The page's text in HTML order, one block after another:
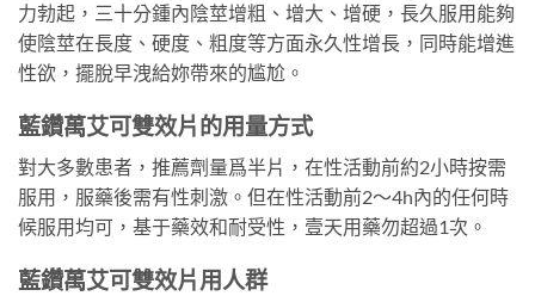
力勃起，三十分鍾內陰莖增粗、增大、增硬，長久服用能夠
使陰莖在長度、硬度、粗度等方面永久性增長，同時能增進
性欲，擺脫早洩給妳帶來的尴尬。
藍鑽萬艾可雙效片的用量方式
對大多數患者，推薦劑量爲半片，在性活動前約2小時按需
服用，服藥後需有性刺激。但在性活動前2～4h內的任何時
候服用均可，基于藥效和耐受性，壹天用藥勿超過1次。
藍鑽萬艾可雙效片用人群